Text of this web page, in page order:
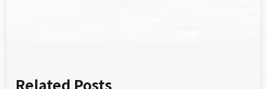
Related Posts